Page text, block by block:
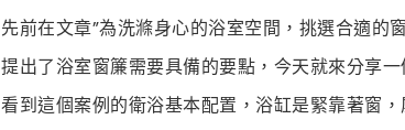
先前在文章”為洗滌身心的浴室空間，挑選合適的
提出了浴室窗簾需要具備的要點，今天就來分享
看到這個案例的衛浴基本配置，浴缸是緊靠著窗，